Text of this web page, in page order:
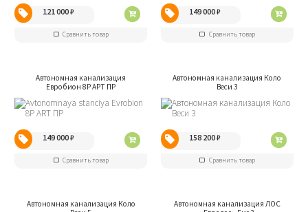
121 000₽
Сравнить товар
149 000₽
Сравнить товар
Автономная канализация
Евробион 8P АРТ ПР
149 000₽
Сравнить товар
Автономная канализация Коло
Веси 3
158 200₽
Сравнить товар
Автономная канализация Коло
Автономная канализация ЛОС